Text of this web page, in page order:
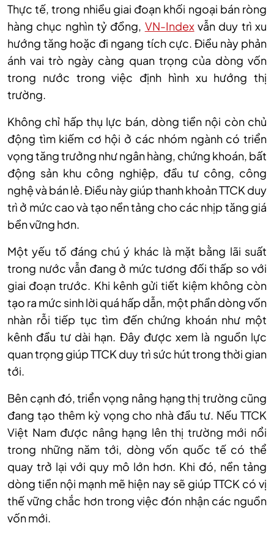
Thực tế, trong nhiều giai đoạn khối ngoại bán ròng
hàng chục nghìn tỷ đồng, VN-Indexvẫn duy trì xu
hướng tăng hoặc đi ngang tích cực. Điều này phản
ánh vai trò ngày càng quan trọng của dòng vốn
trong nước trong việc định hình xu hướng thị
trường.
Không chỉ hấp thụ lực bán, dòng tiền nội còn chủ
động tìm kiếm cơ hội ở các nhóm ngành có triển
vọng tăng trưởng như ngân hàng, chứng khoán, bất
động sản khu công nghiệp, đầu tư công, công
nghệ và bán lẻ. Điều này giúp thanh khoản TTCK duy
trì ở mức cao và tạo nền tảng cho các nhịp tăng giá
bền vững hơn.
Một yếu tố đáng chú ý khác là mặt bằng lãi suất
trong nước vẫn đang ở mức tương đối thấp so với
giai đoạn trước. Khi kênh gửi tiết kiệm không còn
tạo ra mức sinh lời quá hấp dẫn, một phần dòng vốn
nhàn rỗi tiếp tục tìm đến chứng khoán như một
kênh đầu tư dài hạn. Đây được xem là nguồn lực
quan trọng giúp TTCK duy trì sức hút trong thời gian
tới.
Bên cạnh đó, triển vọng nâng hạng thị trường cũng
đang tạo thêm kỳ vọng cho nhà đầu tư. Nếu TTCK
Việt Nam được nâng hạng lên thị trường mới nổi
trong những năm tới, dòng vốn quốc tế có thể
quay trở lại với quy mô lớn hơn. Khi đó, nền tảng
dòng tiền nội mạnh mẽ hiện nay sẽ giúp TTCK có vị
thế vững chắc hơn trong việc đón nhận các nguồn
vốn mới.